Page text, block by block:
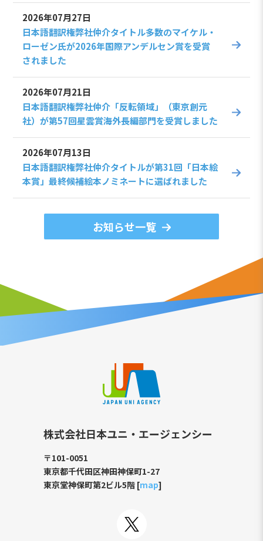
2026年07月27日
日本語翻訳権弊社仲介タイトル多数のマイケル・
ローゼン氏が2026年国際アンデルセン賞を受賞
されました
2026年07月21日
日本語翻訳権弊社仲介「反転領域」（東京創元
社）が第57回星雲賞海外長編部門を受賞しました
2026年07月13日
日本語翻訳権弊社仲介タイトルが第31回「日本絵
本賞」最終候補絵本ノミネートに選ばれました
お知らせ一覧
株式会社日本ユニ・エージェンシー
〒101-0051
東京都千代田区神田神保町1-27
東京堂神保町第2ビル5階 [map]